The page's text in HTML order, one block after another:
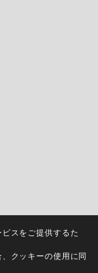
スをご提供するた
クッキーの使用に同